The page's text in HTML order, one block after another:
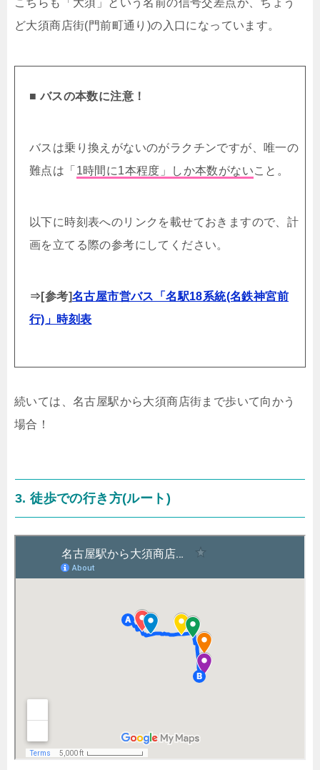
ど大須商店街(門前町通り)の入口になっています。
■ バスの本数に注意！
バスは乗り換えがないのがラクチンですが、唯一の
難点は「 1時間に1本程度」しか本数がないこと。
以下に時刻表へのリンクを載せておきますので、計
画を立てる際の参考にしてください。
⇒[参考]名古屋市営バス「名駅18系統(名鉄神宮前
行)」時刻表
続いては、名古屋駅から大須商店街まで歩いて向かう
場合！
3. 徒歩での行き方(ルート)